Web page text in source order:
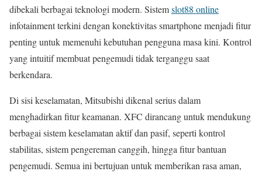
dibekali berbagai teknologi modern. Sistemslot88 online
infotainment terkini dengan konektivitas smartphone menjadi fitur
penting untuk memenuhi kebutuhan pengguna masa kini. Kontrol
yang intuitif membuat pengemudi tidak terganggu saat
berkendara.
Di sisi keselamatan, Mitsubishi dikenal serius dalam
menghadirkan fitur keamanan. XFC dirancang untuk mendukung
berbagai sistem keselamatan aktif dan pasif, seperti kontrol
stabilitas, sistem pengereman canggih, hingga fitur bantuan
pengemudi. Semua ini bertujuan untuk memberikan rasa aman,